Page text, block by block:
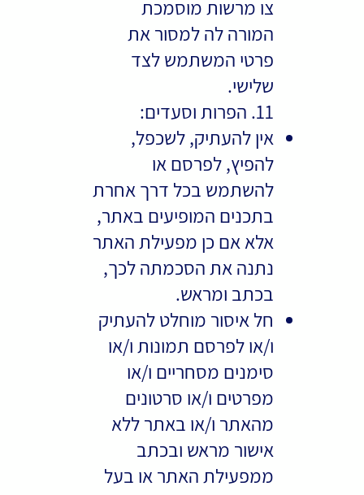
צו מרשות מוסמכת
המורה לה למסור את
פרטי המשתמש לצד
שלישי.
11. הפרות וסעדים:
אין להעתיק, לשכפל,
להפיץ, לפרסם או
להשתמש בכל דרך אחרת
בתכנים המופיעים באתר,
אלא אם כן מפעילת האתר
נתנה את הסכמתה לכך,
בכתב ומראש.
חל איסור מוחלט להעתיק
ו/או לפרסם תמונות ו/או
סימנים מסחריים ו/או
מפרטים ו/או סרטונים
מהאתר ו/או באתר ללא
אישור מראש ובכתב
ממפעילת האתר או בעל